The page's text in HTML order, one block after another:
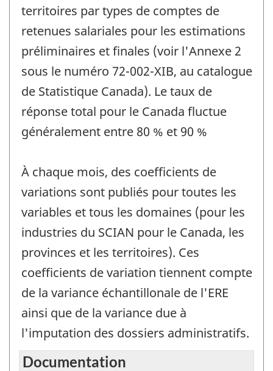
territoires par types de comptes de
retenues salariales pour les estimations
préliminaires et finales (voir l'Annexe 2
sous le numéro 72-002-XIB, au catalogue
de Statistique Canada). Le taux de
réponse total pour le Canada fluctue
généralement entre 80 % et 90 %
À chaque mois, des coefficients de
variations sont publiés pour toutes les
variables et tous les domaines (pour les
industries du SCIAN pour le Canada, les
provinces et les territoires). Ces
coefficients de variation tiennent compte
de la variance échantillonale de l'ERE
ainsi que de la variance due à
l'imputation des dossiers administratifs.
Documentation